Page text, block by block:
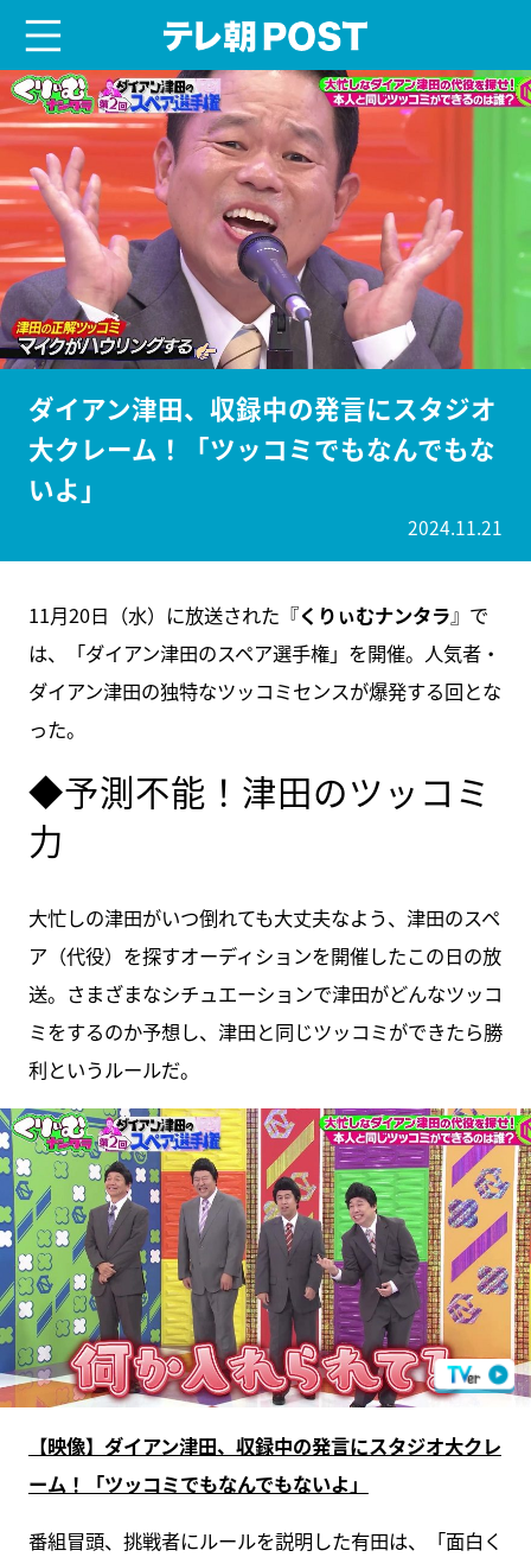
ダイアン津田、収録中の発言にスタジオ
大クレーム！「ツッコミでもなんでもな
いよ」
2024.11.21
11月20日（水）に放送された『くりぃむナンタラ』で
は、「ダイアン津田のスペア選手権」を開催。人気者・
ダイアン津田の独特なツッコミセンスが爆発する回とな
った。
◆予測不能！津田のツッコミ
力
大忙しの津田がいつ倒れても大丈夫なよう、津田のスペ
ア（代役）を探すオーディションを開催したこの日の放
送。さまざまなシチュエーションで津田がどんなツッコ
ミをするのか予想し、津田と同じツッコミができたら勝
利というルールだ。
【映像】ダイアン津田、収録中の発言にスタジオ大クレ
ーム！「ツッコミでもなんでもないよ」
番組冒頭、挑戦者にルールを説明した有田は、「面白く